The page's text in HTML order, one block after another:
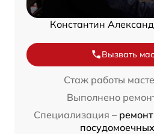
Константин
Вызвать
Стаж работы
Выполнено
Специализация –